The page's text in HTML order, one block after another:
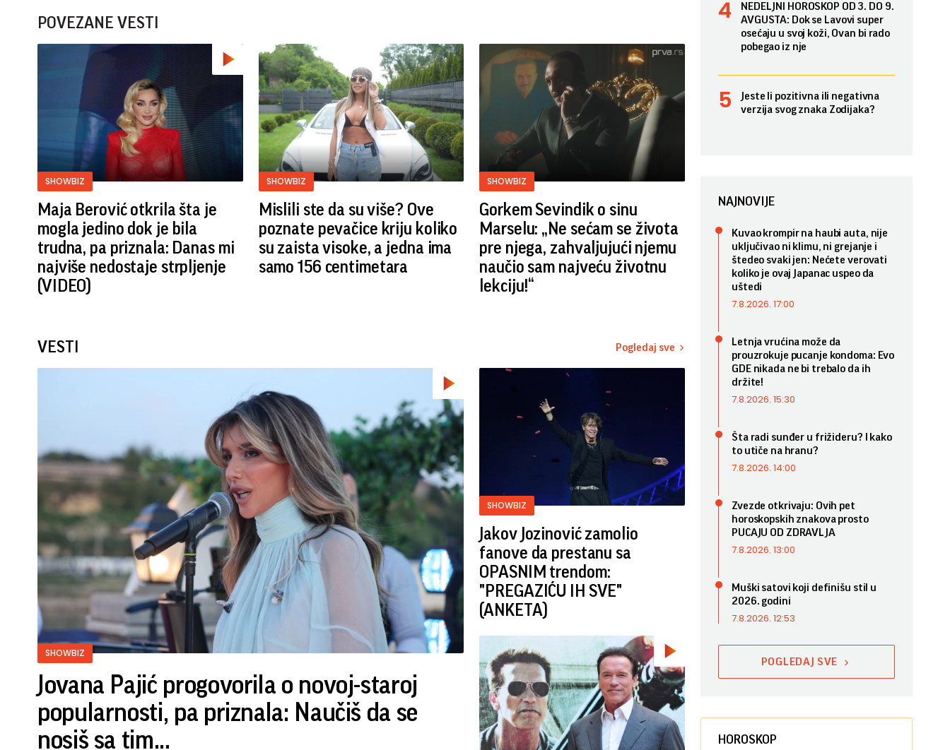
POVEZANE VESTI
SHOWBIZ
Maja Berović otkrila šta je
mogla jedino dok je bila
trudna, pa priznala: Danas mi
najviše nedostaje strpljenje
(VIDEO)
SHOWBIZ
Mislili ste da su više? Ove
poznate pevačice kriju koliko
su zaista visoke, a jedna ima
samo 156 centimetara
SHOWBIZ
Gorkem Sevindik o sinu
Marselu: „Ne sećam se života
pre njega, zahvaljujući njemu
naučio sam najveću životnu
lekciju!“
VESTI Pogledaj sve
SHOWBIZ
Jovana Pajić progovorila o novoj-staroj
popularnosti, pa priznala: Naučiš da se
nosiš sa tim...
SHOWBIZ
Jakov Jozinović zamolio
fanove da prestanu sa
OPASNIM trendom:
"PREGAZIĆU IH SVE"
(ANKETA)
NEDELJNI HOROSKOP OD 3. DO 9.
AVGUSTA: Dok se Lavovi super
osećaju u svoj koži, Ovan bi rado
pobegao iz nje
Jeste li pozitivna ili negativna
verzija svog znaka Zodijaka?
NAJNOVIJE
Kuvao krompir na haubi auta, nije
uključivao ni klimu, ni grejanje i
štedeo svaki jen: Nećete verovati
koliko je ovaj Japanac uspeo da
uštedi
7.8.2026. 17:00
Letnja vrućina može da
prouzrokuje pucanje kondoma: Evo
GDE nikada ne bi trebalo da ih
držite!
7.8.2026. 15:30
Šta radi sunđer u frižideru? I kako
to utiče na hranu?
7.8.2026. 14:00
Zvezde otkrivaju: Ovih pet
horoskopskih znakova prosto
PUCAJU OD ZDRAVLJA
7.8.2026. 13:00
Muški satovi koji definišu stil u
2026. godini
7.8.2026. 12:53
POGLEDAJ SVE
HOROSKOP